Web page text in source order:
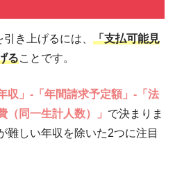
き上げるには、 「支払可能見
ることです。
収」-「年間請求予定額」-「法
（同一生計人数）」 で決まりま
難しい年収を除いた2つに注目